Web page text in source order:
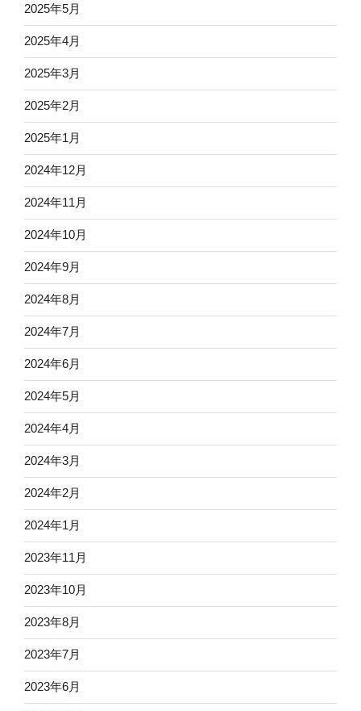
2025年5月
2025年4月
2025年3月
2025年2月
2025年1月
2024年12月
2024年11月
2024年10月
2024年9月
2024年8月
2024年7月
2024年6月
2024年5月
2024年4月
2024年3月
2024年2月
2024年1月
2023年11月
2023年10月
2023年8月
2023年7月
2023年6月